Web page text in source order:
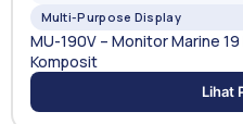
Multi-Purpose Display
MU-190V – Monitor Marine
Komposit
Lihat